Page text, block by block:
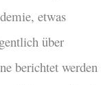
etwas
über
berichtet werden